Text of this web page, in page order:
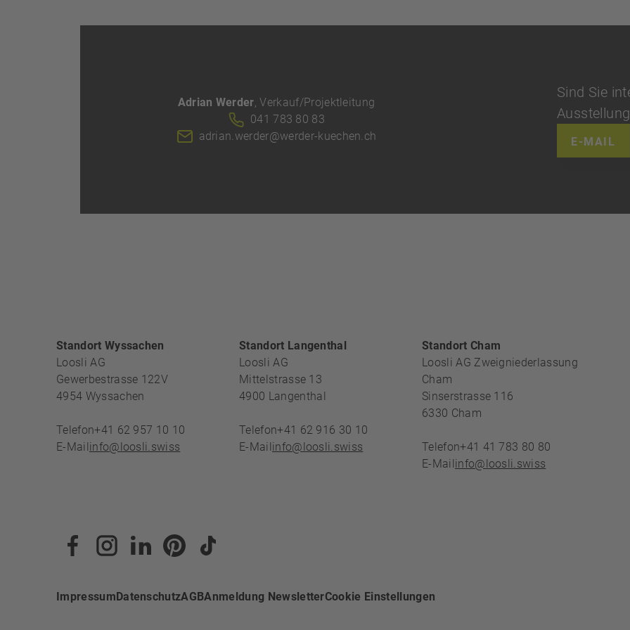
Adrian Werder, Verkauf/Projektleitung
041 783 80 83
adrian.werder@werder-kuechen.ch
Sind Sie
E-MAIL
FOOTERBEREICH
Standort Wyssachen
Loosli AG
Gewerbestrasse 122V
4954 Wyssachen
Telefon+41 62 957 10 10
E-Mailinfo@loosli.swiss
Standort Langenthal
Loosli AG
Mittelstrasse 13
4900 Langenthal
Telefon+41 62 916 30 10
E-Mailinfo@loosli.swiss
Standort Cham
Loosli AG Zweigniederlassung
Cham
Sinserstrasse 116
6330 Cham
Telefon+41 41 783 80 80
E-Mailinfo@loosli.swiss
ImpressumDatenschutzAGBAnmeldung NewsletterCookie Einstellungen